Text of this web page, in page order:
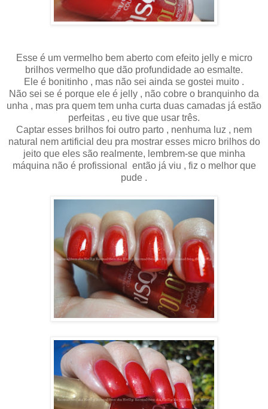
Esse é um vermelho bem aberto com efeito jelly e micro
brilhos vermelho que dão profundidade ao esmalte.
Ele é bonitinho , mas não sei ainda se gostei muito .
Não sei se é porque ele é jelly , não cobre o branquinho da
unha , mas pra quem tem unha curta duas camadas já estão
perfeitas , eu tive que usar três.
Captar esses brilhos foi outro parto , nenhuma luz , nem
natural nem artificial deu pra mostrar esses micro brilhos do
jeito que eles são realmente, lembrem-se que minha
máquina não é profissional então já viu , fiz o melhor que
pude .